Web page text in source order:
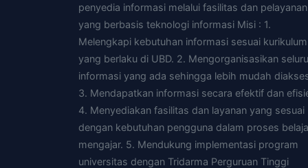
penyedia informasi melalui fasilitas dan pelayanan
yang berbasis teknologi informasi Misi : 1.
Melengkapi kebutuhan informasi sesuai kurikulum
yang berlaku di UBD. 2. Mengorganisasikan
informasi yang ada sehingga lebih mudah
3. Mendapatkan informasi secara efektif dan
4. Menyediakan fasilitas dan layanan yang sesuai
dengan kebutuhan pengguna dalam proses
mengajar. 5. Mendukung implementasi program
universitas dengan Tridarma Perguruan Tinggi